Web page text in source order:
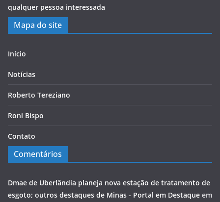
qualquer pessoa interessada
Mapa do site
Início
Notícias
Roberto Tereziano
Roni Bispo
Contato
Comentários
Dmae de Uberlândia planeja nova estação de tratamento de
esgoto; outros destaques de Minas - Portal em Destaque em